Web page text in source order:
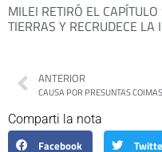
MILEI RETIRÓ EL
TIERRAS Y RECRUDECE LA
ANTERIOR
Comparti la nota
Facebook